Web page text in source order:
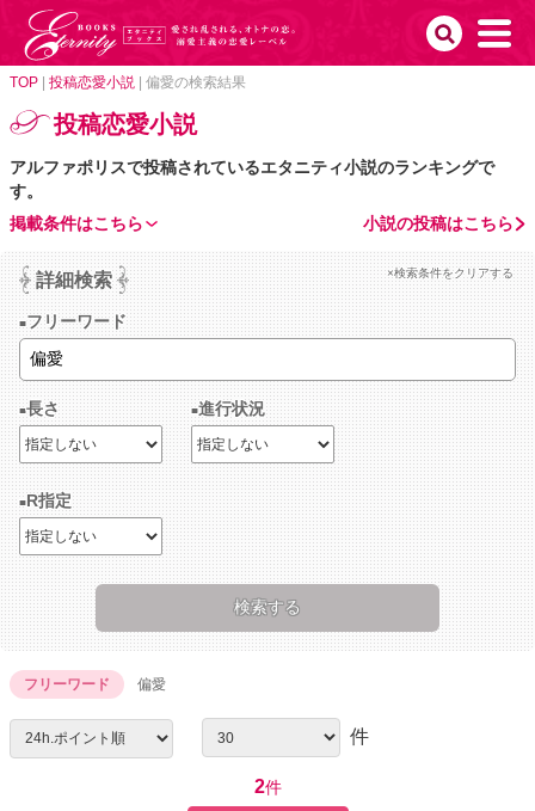
TOP 投稿恋愛小説 偏愛の検索結果
投稿恋愛小説
アルファポリスで投稿されているエタニティ小説のランキングで
す。
小説の投稿はこちら
掲載条件はこちら
詳細検索 ×検索条件をクリアする
フリーワード
長さ 進行状況
R指定
フリーワード 偏愛
件
2件